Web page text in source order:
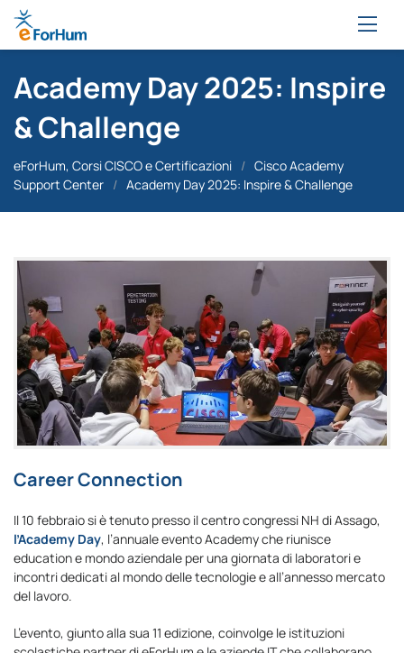
Academy Day 2025: Inspire
& Challenge
eForHum, Corsi CISCO e Certificazioni / Cisco Academy
Support Center / Academy Day 2025: Inspire & Challenge
Career Connection
Il 10 febbraio si è tenuto presso il centro congressi NH di Assago,
l’Academy Day, l’annuale evento Academy che riunisce
education e mondo aziendale per una giornata di laboratori e
incontri dedicati al mondo delle tecnologie e all’annesso mercato
del lavoro.
L’evento, giunto alla sua 11 edizione, coinvolge le istituzioni